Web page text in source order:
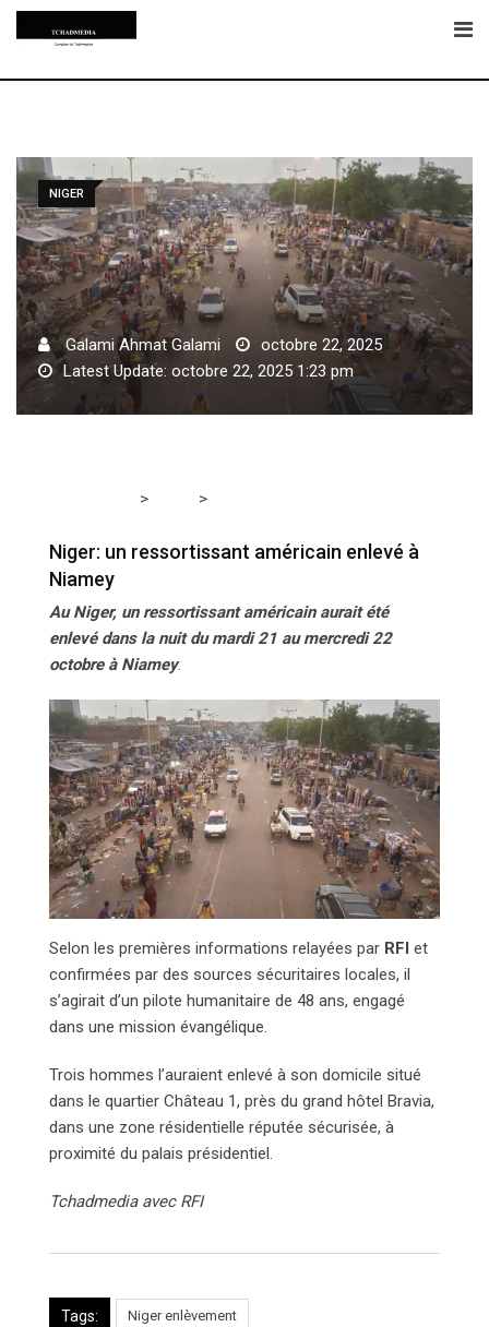
Skip
NIGER
Galami Ahmat Galami
octobre 22, 2025
Latest Update: octobre 22, 2025 1:23 pm
> >
Niger: un ressortissant américain enlevé à
Niamey
Au Niger, un ressortissant américain aurait été
enlevé dans la nuit du mardi 21 au mercredi 22
octobre à Niamey.
Selon les premières informations relayées par RFI et
confirmées par des sources sécuritaires locales, il
s’agirait d’un pilote humanitaire de 48 ans, engagé
dans une mission évangélique.
Trois hommes l’auraient enlevé à son domicile situé
dans le quartier Château 1, près du grand hôtel Bravia,
dans une zone résidentielle réputée sécurisée, à
proximité du palais présidentiel.
Tchadmedia avec RFI
Tags: Niger enlèvement